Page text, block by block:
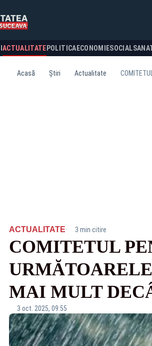
ACTUALITATE POLITICA ECONOMIESOCIAL
Acasă Știri Actualitate
ACTUALITATE· 3 min citire
COMITETUL
MAI MULT
3 oct. 2025, 09:55